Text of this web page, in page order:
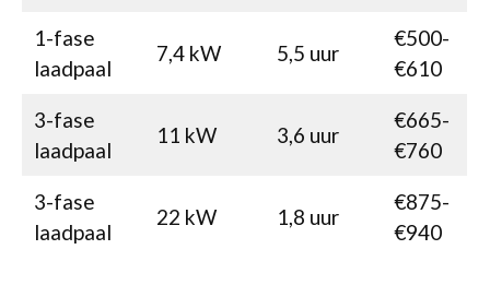
1-fase
laadpaal
7,4 kW 5,5 uur
€500-
€610
3-fase
laadpaal
11 kW 3,6 uur
€665-
€760
3-fase
laadpaal
22 kW 1,8 uur
€875-
€940